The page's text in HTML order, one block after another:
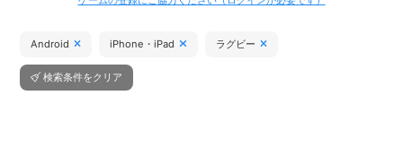
Android iPhone・iPad ラグビー
検索条件をクリア